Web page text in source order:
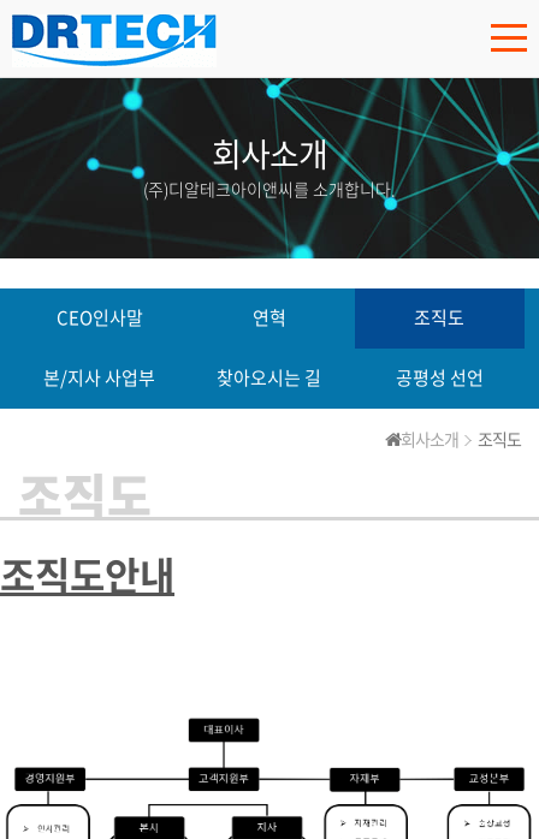
회사소개
(주)디알테크아이앤씨를 소개합니다.
CEO인사말 연혁 조직도
본/지사 사업부 찾아오시는 길 공평성 선언
회사소개 조직도
조직도
조직도안내